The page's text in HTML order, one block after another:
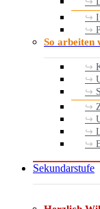
So arbeiten
Sekundarstufe